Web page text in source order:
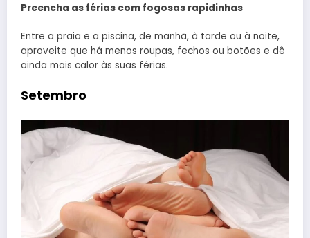
Preencha as férias com fogosas rapidinhas
Entre a praia e a piscina, de manhã, à tarde ou à noite,
aproveite que há menos roupas, fechos ou botões e dê
ainda mais calor às suas férias.
Setembro